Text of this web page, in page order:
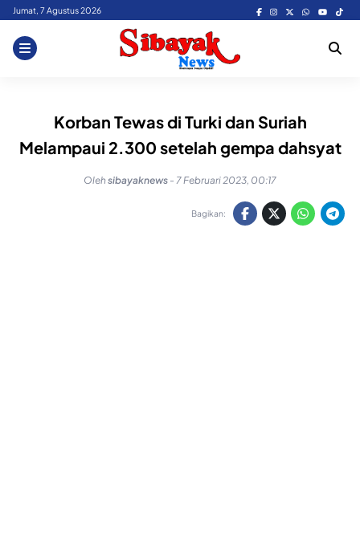
Skip
content
Jumat, 7 Agustus 2026
Korban Tewas di Turki dan Suriah
Melampaui 2.300 setelah gempa dahsyat
Olehsibayaknews - 7 Februari 2023, 00:17
Bagikan: